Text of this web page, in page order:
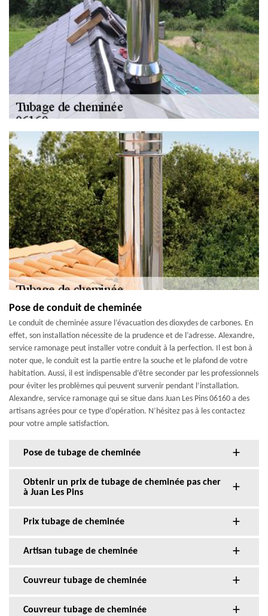
Pose de conduit de cheminée
Le conduit de cheminée assure l’évacuation des dioxydes de carbones. En
effet, son installation nécessite de la prudence et de l’adresse. Alexandre,
service ramonage peut installer votre conduit à la perfection. Il est bon à
noter que, le conduit est la partie entre la souche et le plafond de votre
habitation. Aussi, il est indispensable d’être seconder par les professionnels
pour éviter les problèmes qui peuvent survenir pendant l’installation.
Alexandre, service ramonage qui se situe dans Juan Les Pins 06160 a des
artisans agrées pour ce type d’opération. N’hésitez pas à les contactez
pour votre ample satisfaction.
Pose de tubage de cheminée
Obtenir un prix de tubage de cheminée pas cher
à Juan Les Pins
Prix tubage de cheminée
Artisan tubage de cheminée
Couvreur tubage de cheminée
Couvreur tubage de cheminée